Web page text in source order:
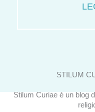
STILUM
Stilum Curiae è un blog